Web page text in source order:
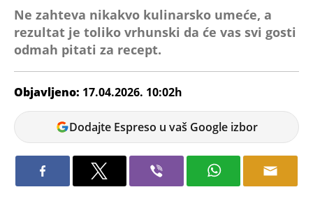
Ne zahteva nikakvo kulinarsko umeće, a
rezultat je toliko vrhunski da će vas svi gosti
odmah pitati za recept.
Objavljeno: 17.04.2026. 10:02h
Dunja
Čavić
Dodajte Espreso u vaš Google izbor